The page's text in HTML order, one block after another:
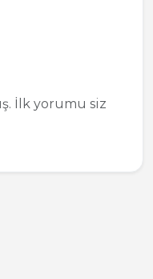
İlk yorumu siz